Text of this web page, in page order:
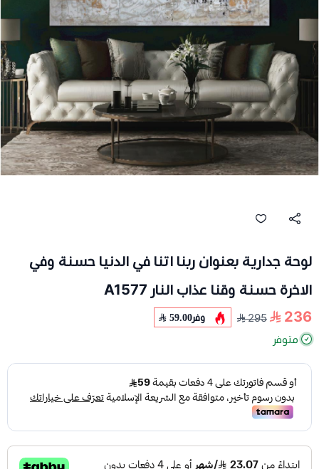
لوحة جدارية بعنوان ربنا اتنا في الدنيا حسنة وفي
الاخرة حسنة وقنا عذاب النار A1577
236
295 وفر59.00
متوفر